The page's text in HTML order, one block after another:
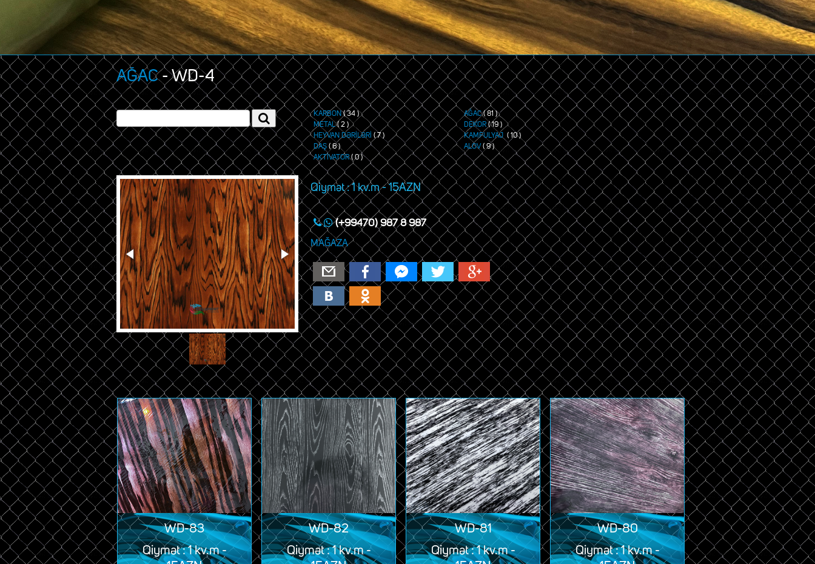
AĞAC- WD-4
KARBON( 34 ) AĞAC( 81 )
METAL( 2 ) DEKOR( 19 )
HEYVAN DƏRİLƏRİ ( 7 ) KAMFULYAJ ( 10 )
DAŞ ( 6 ) ALOV( 9 )
AKTİVATOR( 0 )
Qiymət : 1 kv.m - 15AZN
(+99470) 987 8 987
MAĞAZA
Email
Facebook Messenger Twitter Google+
ВКонтактеОдноклассники
WD-83
Qiymət : 1 kv.m -
WD-82
Qiymət : 1 kv.m -
WD-81
Qiymət : 1 kv.m -
WD-80
Qiymət : 1 kv.m -